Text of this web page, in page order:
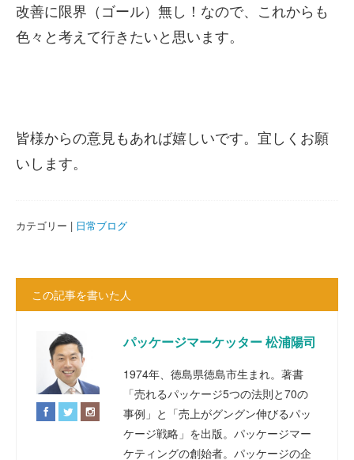
改善に限界（ゴール）無し！なので、これからも
色々と考えて行きたいと思います。
皆様からの意見もあれば嬉しいです。宜しくお願
いします。
カテゴリー | 日常ブログ
この記事を書いた人
パッケージマーケッター 松浦陽司
1974年、徳島県徳島市生まれ。著書
「売れるパッケージ5つの法則と70の
事例」と「売上がグングン伸びるパッ
ケージ戦略」を出版。パッケージマー
ケティングの創始者。パッケージの企